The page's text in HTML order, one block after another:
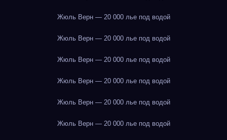
Жюль Верн — 20 000 лье под водой
Жюль Верн — 20 000 лье под водой
Жюль Верн — 20 000 лье под водой
Жюль Верн — 20 000 лье под водой
Жюль Верн — 20 000 лье под водой
Жюль Верн — 20 000 лье под водой